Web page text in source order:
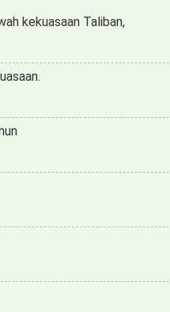
kekuasaan Taliban,